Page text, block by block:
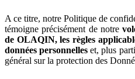
A ce titre, notre Politique de
témoigne précisément de notre
de OLAQIN, les règles
données personnelles et, plus
général sur la protection des